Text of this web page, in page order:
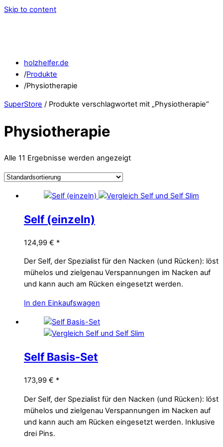
Skip to content
holzhelfer.de
/Produkte
/Physiotherapie
SuperStore / Produkte verschlagwortet mit „Physiotherapie“
Physiotherapie
Alle 11 Ergebnisse werden angezeigt
Self (einzeln)
124,99 € *
Der Self, der Spezialist für den Nacken (und Rücken): löst
mühelos und zielgenau Verspannungen im Nacken auf
und kann auch am Rücken eingesetzt werden.
In den Einkaufswagen
Self Basis-Set
173,99 € *
Der Self, der Spezialist für den Nacken (und Rücken): löst
mühelos und zielgenau Verspannungen im Nacken auf
und kann auch am Rücken eingesetzt werden. Inklusive
drei Pins.